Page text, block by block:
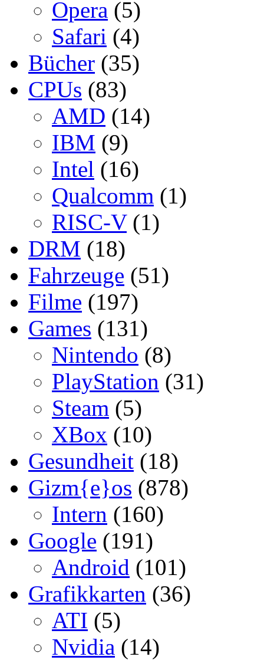
Opera (5)
Safari (4)
Bücher (35)
CPUs (83)
AMD (14)
IBM (9)
Intel (16)
Qualcomm (1)
RISC-V(1)
DRM (18)
Fahrzeuge (51)
Filme (197)
Games (131)
Nintendo (8)
PlayStation (31)
Steam (5)
XBox (10)
Gesundheit (18)
Gizm{e}os (878)
Intern (160)
Google (191)
Android (101)
Grafikkarten (36)
ATI (5)
Nvidia (14)